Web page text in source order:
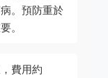
。預防重於
。
費用約